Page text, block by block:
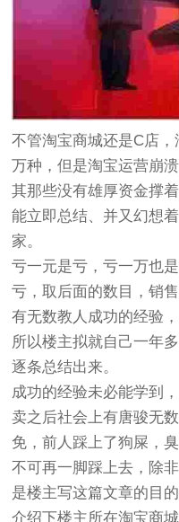
不管淘宝商城还是C店
万种，但是淘宝运营崩
其那些没有雄厚资金撑
能立即总结、并又幻想
家。
亏一元是亏，亏一万也
亏，取后面的数目，销
有无数教人成功的经验
所以楼主拟就自己一年
逐条总结出来。
成功的经验未必能学到
卖之后社会上有唐骏无
免，前人踩上了狗屎，
不可再一脚踩上去，除
是楼主写这篇文章的目的
介绍下楼主所在淘宝商城